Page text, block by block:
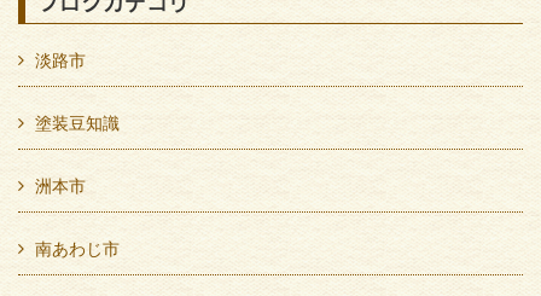
淡路市
塗装豆知識
洲本市
南あわじ市